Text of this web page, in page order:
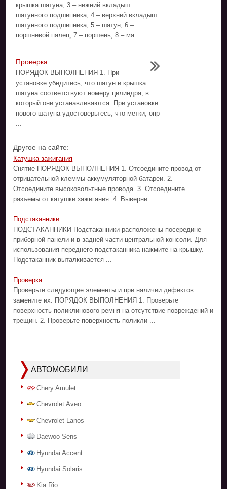
крышка шатуна; 3 – нижний вкладыш
шатунного подшипника; 4 – верхний вкладыш
шатунного подшипника; 5 – шатун; 6 –
поршневой палец; 7 – поршень; 8 – ма ...
Проверка
ПОРЯДОК ВЫПОЛНЕНИЯ 1. При
установке убедитесь, что шатун и крышка
шатуна соответствуют номеру цилиндра, в
который они устанавливаются. При установке
нового шатуна удостоверьтесь, что метки, опр
Другое на сайте:
Катушка зажигания
Снятие ПОРЯДОК ВЫПОЛНЕНИЯ 1. Отсоедините провод от
отрицательной клеммы аккумуляторной батареи. 2.
Отсоедините высоковольтные провода. 3. Отсоедините
разъемы от катушки зажигания. 4. Выверни ...
Подстаканники
ПОДСТАКАННИКИ Подстаканники расположены посередине
приборной панели и в задней части центральной консоли. Для
использования переднего подстаканника нажмите на крышку.
Подстаканник выталкивается ...
Проверка
Проверьте следующие элементы и при наличии дефектов
замените их. ПОРЯДОК ВЫПОЛНЕНИЯ 1. Проверьте
поверхность поликлинового ремня на отсутствие повреждений и
трещин. 2. Проверьте поверхность поликли ...
АВТОМОБИЛИ
Chery Amulet
Chevrolet Aveo
Chevrolet Lanos
Daewoo Sens
Hyundai Accent
Hyundai Solaris
Kia Rio